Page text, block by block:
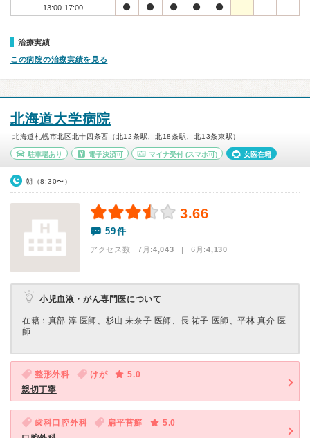
13:00-17:00
治療実績
この病院の治療実績を見る
北海道大学病院
北海道札幌市北区北十四条西（北12条駅、北18条駅、北13条東駅）
駐車場あり 電子決済可 マイナ受付 (スマホ可) 女医在籍
朝（8:30〜）
3.66
59件
アクセス数 7月:4,043 | 6月:4,130
小児血液・がん専門医について
在籍：真部 淳 医師、杉山 未奈子 医師、長 祐子 医師、平林 真介 医
師
整形外科 けが
5.0
親切丁寧
歯科口腔外科 扁平苔癬
5.0